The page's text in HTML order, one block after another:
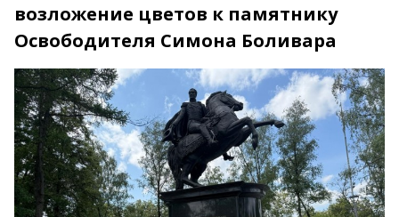
возложение цветов к памятнику
Освободителя Симона Боливара